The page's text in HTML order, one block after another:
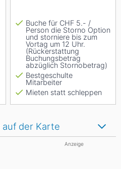
Buche für CHF 5.- /
Person die Storno Option
und storniere bis zum
Vortag um 12 Uhr.
(Rückerstattung
Buchungsbetrag
abzüglich Stornobetrag)
Bestgeschulte
Mitarbeiter
Mieten statt schleppen
auf der Karte
Anzeige